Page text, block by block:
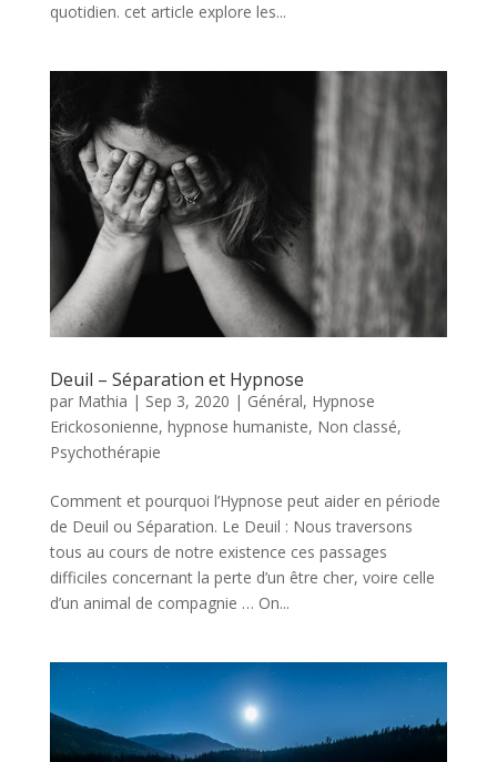
quotidien. cet article explore les...
Deuil – Séparation et Hypnose
par Mathia | Sep 3, 2020 | Général, Hypnose
Erickosonienne, hypnose humaniste, Non classé,
Psychothérapie
Comment et pourquoi l’Hypnose peut aider en période
de Deuil ou Séparation. Le Deuil : Nous traversons
tous au cours de notre existence ces passages
difficiles concernant la perte d’un être cher, voire celle
d’un animal de compagnie … On...